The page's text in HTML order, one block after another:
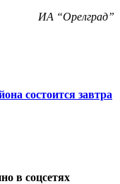
ИА “Орелград”
состоится завтра
в соцсетях